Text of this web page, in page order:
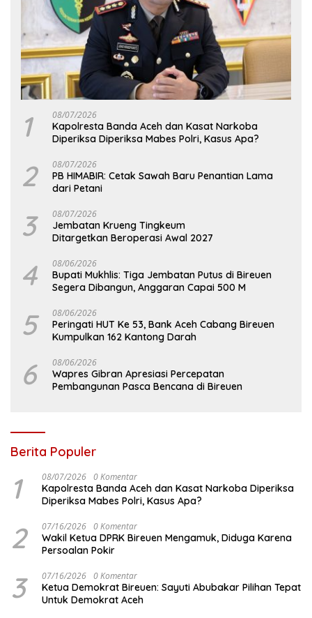
1 08/07/2026
Kapolresta Banda Aceh dan Kasat Narkoba
Diperiksa Diperiksa Mabes Polri, Kasus Apa?
2 08/07/2026
PB HIMABIR: Cetak Sawah Baru Penantian Lama
dari Petani
3 08/07/2026
Jembatan Krueng Tingkeum
Ditargetkan Beroperasi Awal 2027
4 08/06/2026
Bupati Mukhlis: Tiga Jembatan Putus di Bireuen
Segera Dibangun, Anggaran Capai 500 M
5 08/06/2026
Peringati HUT Ke 53, Bank Aceh Cabang Bireuen
Kumpulkan 162 Kantong Darah
6 08/06/2026
Wapres Gibran Apresiasi Percepatan
Pembangunan Pasca Bencana di Bireuen
Berita Populer
1 08/07/2026 0 Komentar
Kapolresta Banda Aceh dan Kasat Narkoba Diperiksa
Diperiksa Mabes Polri, Kasus Apa?
2 07/16/2026 0 Komentar
Wakil Ketua DPRK Bireuen Mengamuk, Diduga Karena
Persoalan Pokir
3 07/16/2026 0 Komentar
Ketua Demokrat Bireuen: Sayuti Abubakar Pilihan Tepat
Untuk Demokrat Aceh